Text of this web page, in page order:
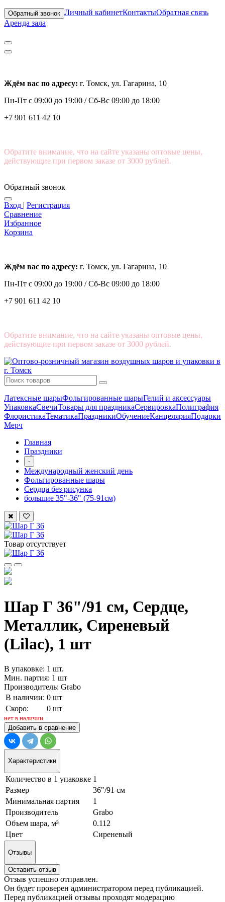
Обратный звонок Личный кабинетКонтактыОбратная связь
Аренда зала
Ждём вас по адресу: г. Томск, ул. Гагарина, 10
Пн-Пт с 09:00 до 19:00 /Сб-Вс 09:00 до 18:00
+7 901 611 42 10
Обратите внимание, что на сайте указаны оптовые цены,
действующие при первом заказе от 3000 рублей.
Обратный звонок
Вход | Регистрация
Сравнение
Избранное
Корзина
Ждём вас по адресу: г. Томск, ул. Гагарина, 10
Пн-Пт с 09:00 до 19:00 /Сб-Вс 09:00 до 18:00
+7 901 611 42 10
Обратите внимание, что на сайте указаны оптовые цены,
действующие при первом заказе от 3000 рублей.
Латексные шарыФольгированные шарыГелий и аксессуары
УпаковкаСвечиТовары для праздникаСервировкаПолиграфия
ФлористикаТематикаПраздникиОбучениеКанцелярияПодарки
Мерч
Главная
Праздники
-
Международный женский день
Фольгированные шары
Сердца без рисунка
большие 35"-36" (75-91см)
Товар отсутствует
Шар Г 36"/91 см, Сердце,
Металлик, Сиреневый
(Lilac), 1 шт
В упаковке: 1 шт.
Мин. партия: 1 шт
Производитель: Grabo
В наличии: 0 шт
Скоро:
0 шт
нет в наличии
Добавить в сравнение
Характеристики
Количество в 1 упаковке 1
Размер
36"/91 см
Минимальная партия
1
Производитель
Grabo
Объем шара, м³
0.112
Цвет
Сиреневый
Отзывы
Оставить отзыв
Отзыв успешно отправлен.
Он будет проверен администратором перед публикацией.
Перед публикацией отзывы проходят модерацию